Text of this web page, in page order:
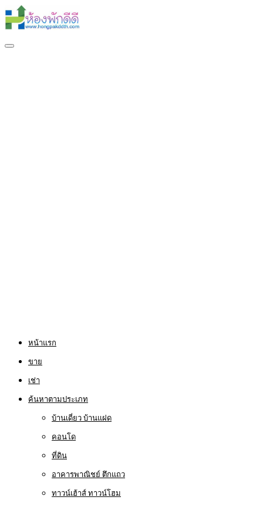
หน้าแรก
ขาย
เช่า
ค้นหาตามประเภท
บ้านเดี่ยว บ้านแฝด
คอนโด
ที่ดิน
อาคารพาณิชย์ ตึกแถว
ทาวน์เฮ้าส์ ทาวน์โฮม